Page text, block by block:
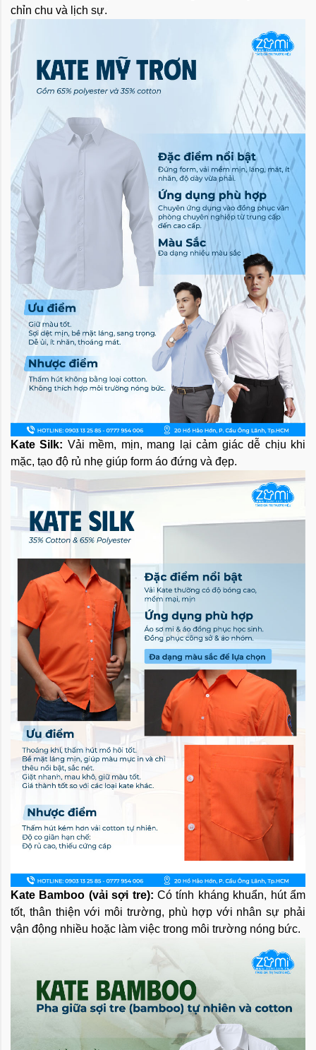
chỉn chu và lịch sự.
Kate Silk: Vải mềm, mịn, mang lại cảm giác dễ chịu khi
mặc, tạo độ rủ nhẹ giúp form áo đứng và đẹp.
Kate Bamboo (vải sợi tre): Có tính kháng khuẩn, hút ẩm
tốt, thân thiện với môi trường, phù hợp với nhân sự phải
vận động nhiều hoặc làm việc trong môi trường nóng bức.